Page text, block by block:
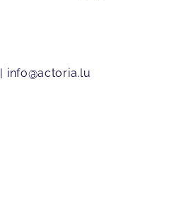
| info@actoria.lu